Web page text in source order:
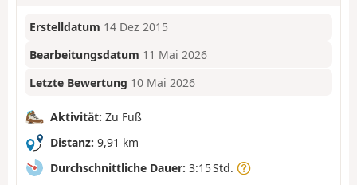
Erstelldatum 14 Dez 2015
Bearbeitungsdatum 11 Mai 2026
Letzte Bewertung 10 Mai 2026
Aktivität: Zu Fuß
Distanz: 9,91 km
Durchschnittliche Dauer: 3:15 Std.